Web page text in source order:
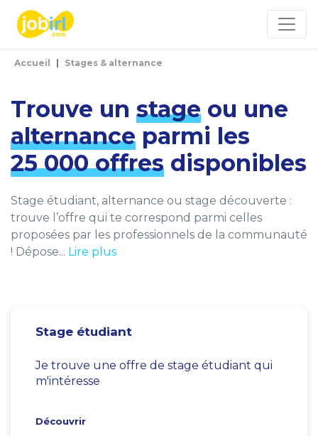
Accueil Stages & alternance
Trouve un stage ou une
alternance parmi les
25 000 offres disponibles
Stage étudiant, alternance ou stage découverte :
trouve l’offre qui te correspond parmi celles
proposées par les professionnels de la communauté
! Dépose... Lire plus
Stage étudiant
Je trouve une offre de stage étudiant qui
m'intéresse
Découvrir
Panneau de gestion des cookies